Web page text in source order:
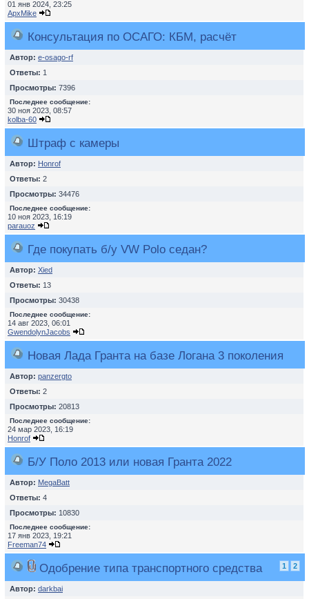
01 янв 2024, 23:25
ApxMike
Консультация по ОСАГО: КБМ, расчёт
Автор: e-osago-rf
Ответы: 1
Просмотры: 7396
Последнее сообщение:
30 ноя 2023, 08:57
kolba-60
Штраф с камеры
Автор: Honrof
Ответы: 2
Просмотры: 34476
Последнее сообщение:
10 ноя 2023, 16:19
parauoz
Где покупать б/у VW Polo седан?
Автор: Xied
Ответы: 13
Просмотры: 30438
Последнее сообщение:
14 авг 2023, 06:01
GwendolynJacobs
Новая Лада Гранта на базе Логана 3 поколения
Автор: panzergto
Ответы: 2
Просмотры: 20813
Последнее сообщение:
24 мар 2023, 16:19
Honrof
Б/У Поло 2013 или новая Гранта 2022
Автор: MegaBatt
Ответы: 4
Просмотры: 10830
Последнее сообщение:
17 янв 2023, 19:21
Freeman74
Одобрение типа транспортного средства 1 2
Автор: darkbai